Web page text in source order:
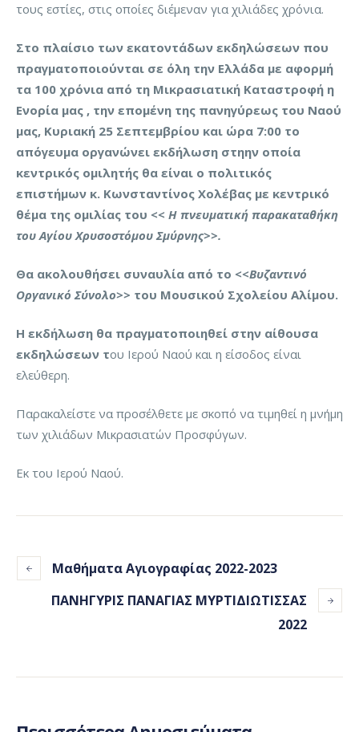
τους εστίες, στις οποίες διέμεναν για χιλιάδες χρόνια.
Στο πλαίσιο των εκατοντάδων εκδηλώσεων που
πραγματοποιούνται σε όλη την Ελλάδα με αφορμή
τα 100 χρόνια από τη Μικρασιατική Καταστροφή η
Ενορία μας , την επομένη της πανηγύρεως του Ναού
μας, Κυριακή 25 Σεπτεμβρίου και ώρα 7:00 το
απόγευμα οργανώνει εκδήλωση στηην οποία
κεντρικός ομιλητής θα είναι ο πολιτικός
επιστήμων κ. Κωνσταντίνος Χολέβας με κεντρικό
θέμα της ομιλίας του << Η πνευματική παρακαταθήκη
του Αγίου Χρυσοστόμου Σμύρνης>>.
Θα ακολουθήσει συναυλία από το <<Βυζαντινό
Οργανικό Σύνολο>> του Μουσικού Σχολείου Αλίμου.
Η εκδήλωση θα πραγματοποιηθεί στην αίθουσα
εκδηλώσεων του Ιερού Ναού και η είσοδος είναι
ελεύθερη.
Παρακαλείστε να προσέλθετε με σκοπό να τιμηθεί η μνήμη
των χιλιάδων Μικρασιατών Προσφύγων.
Εκ του Ιερού Ναού.
Μαθήματα Αγιογραφίας 2022-2023
ΠΑΝΗΓΥΡΙΣ ΠΑΝΑΓΙΑΣ ΜΥΡΤΙΔΙΩΤΙΣΣΑΣ
2022